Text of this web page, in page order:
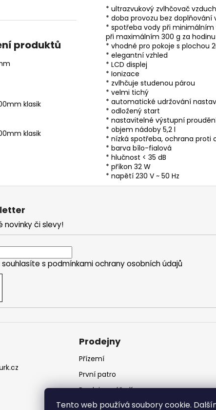
Tento web používá soubory cookie.
produktů
4 z 5 hvězdiček.
klasik
5 z 5 hvězdiček.
klasik
5 z 5 hvězdiček.
* ultrazvukový zvlhčovač
* doba provozu bez doplňování
* spotřeba vody při minimálním
při maximálním 300 g za hodinu
* vhodné pro pokoje s plochou
* elegantní vzhled
* LCD displej
* Ionizace
* zvlhčuje studenou párou
* velmi tichý
* automatické udržování
* odložený start
* nastavitelné výstupní
* objem nádoby 5,2 l
* nízká spotřeba, ochrana proti
* barva bílo-fialová
* hlučnost < 35 dB
* příkon 32 W
* napětí 230 V ~ 50 Hz
novinky či slevy!
s podmínkami ochrany osobních údajů
Prodejny
Přízemí
První patro
Prodejna nářadí
Prodejna krmiv